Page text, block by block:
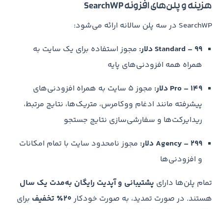
هزینه و پلن‌های افزونه SearchWP
SearchWP در سه پلن سالانه ارائه می‌شود:
Standard – ۹۹ دلار:
مجوز استفاده برای یک سایت به
همراه همه افزودنی‌های پایه
Pro – ۱۴۹ دلار:
مجوز ۵ سایت به همراه افزودنی‌های
پیشرفته مانند ادغام ووکامرس، متریک‌ها، نتایج مرتبط،
ریدایرکت‌ها و سفارشی‌سازی نتایج جستجو
Agency – ۲۹۹ دلار:
مجوز نامحدود سایت با تمام امکانات
و افزودنی‌ها
تمام پلن‌ها دارای پشتیبانی و آپدیت رایگان به‌مدت یک سال
هستند. در صورت تمدید، به صورت خودکار ۲۰٪ تخفیف
برای